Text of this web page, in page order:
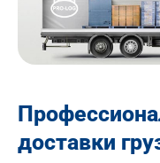
доставки